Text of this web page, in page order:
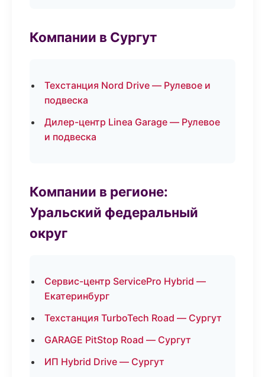
Компании в Сургут
Техстанция Nord Drive — Рулевое и
подвеска
Дилер-центр Linea Garage — Рулевое
и подвеска
Компании в регионе:
Уральский федеральный
округ
Сервис-центр ServicePro Hybrid —
Екатеринбург
Техстанция TurboTech Road — Сургут
GARAGE PitStop Road — Сургут
ИП Hybrid Drive — Сургут